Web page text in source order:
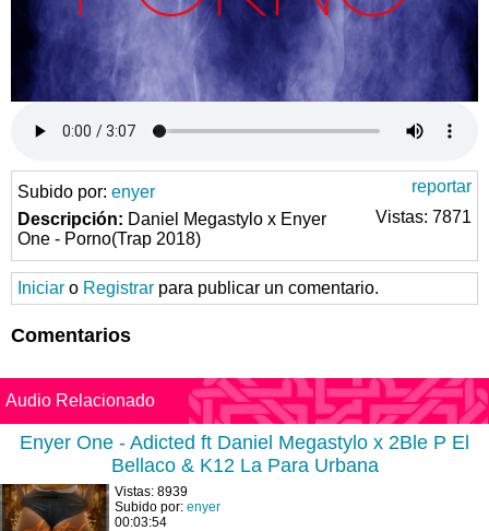
Subido por: enyer
Descripción: Daniel Megastylo x Enyer
One - Porno(Trap 2018)
reportar
Vistas: 7871
Iniciar o Registrar para publicar un comentario.
Comentarios
Audio Relacionado
Enyer One - Adicted ft Daniel Megastylo x 2Ble P El
Bellaco & K12 La Para Urbana
Vistas: 8939
Subido por: enyer
00:03:54